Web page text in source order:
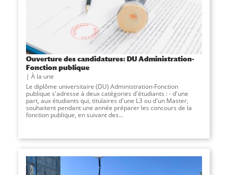
Ouverture des candidatures: DU Administration-
Fonction publique
À la une
Le diplôme universitaire (DU) Administration-Fonction
publique s'adresse à deux catégories d'étudiants : - d'une
part, aux étudiants qui, titulaires d'une L3 ou d'un Master,
souhaitent pendant une année préparer les concours de la
fonction publique, en suivant des...